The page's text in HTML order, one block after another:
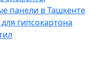
панели в Ташкенте
гипсокартона